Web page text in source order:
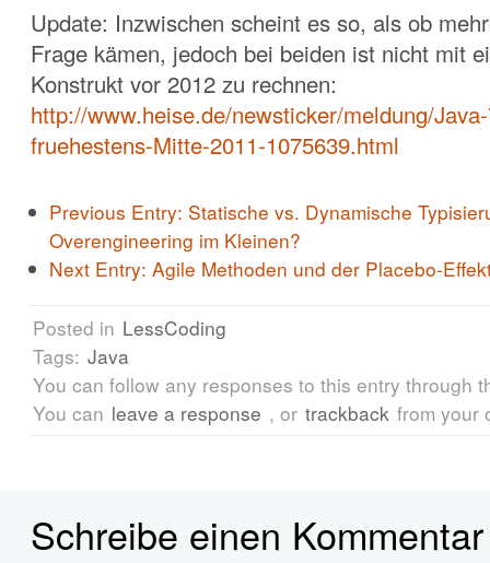
Update: Inzwischen scheint es so, als ob
Frage kämen, jedoch bei beiden ist nicht mit
Konstrukt vor 2012 zu rechnen:
http://www.heise.de/newsticker/meldung/
fruehestens-Mitte-2011-1075639.html
Previous Entry: Statische vs. Dynamische
Overengineering im Kleinen?
Next Entry: Agile Methoden und der Placebo-
Posted in LessCoding
Tags: Java
You can follow any responses to this entry through
You can leave a response , or trackback from your
Schreibe einen Kommentar